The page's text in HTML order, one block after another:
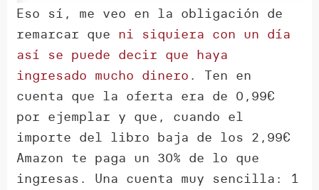
Eso sí, me veo en la obligación de
remarcar que ni siquiera con un día
así se puede decir que haya
ingresado mucho dinero . Ten en
cuenta que la oferta era de 0,99€
por ejemplar y que, cuando el
importe del libro baja de los 2,99€
Amazon te paga un 30% de lo que
ingresas. Una cuenta muy sencilla: 1